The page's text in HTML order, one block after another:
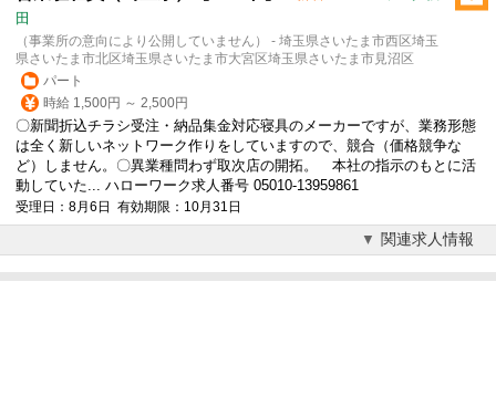
田
（事業所の意向により公開していません） - 埼玉県さいたま市西区埼玉
県さいたま市北区埼玉県さいたま市大宮区埼玉県さいたま市見沼区
パート
時給 1,500円 ～ 2,500円
〇新聞折込チラシ受注・納品集金対応寝具のメーカーですが、業務形態
は全く新しいネットワーク作りをしていますので、競合（価格競争な
ど）しません。〇異業種問わず取次店の開拓。 本社の指示のもとに活
動していた... ハローワーク求人番号 05010-13959861
受理日：8月6日 有効期限：10月31日
関連求人情報